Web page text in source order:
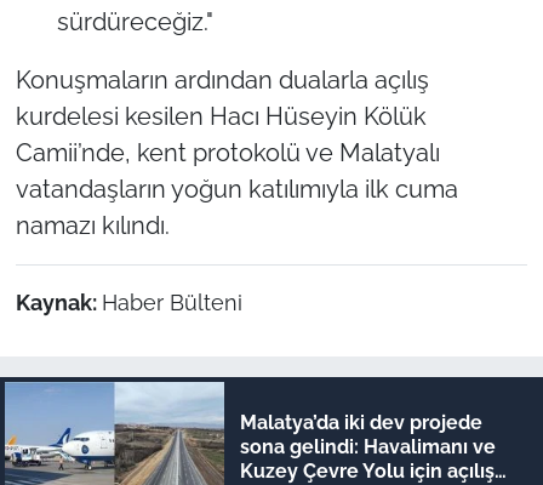
sürdüreceğiz."
Konuşmaların ardından dualarla açılış
kurdelesi kesilen Hacı Hüseyin Kölük
Camii’nde, kent protokolü ve Malatyalı
vatandaşların yoğun katılımıyla ilk cuma
namazı kılındı.
Kaynak: Haber Bülteni
Malatya’da iki dev projede
sona gelindi: Havalimanı ve
Kuzey Çevre Yolu için açılış